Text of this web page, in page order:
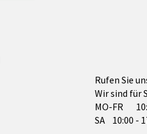
Rufen Sie
Wir sind für
MO-FR
SA 10:00 -